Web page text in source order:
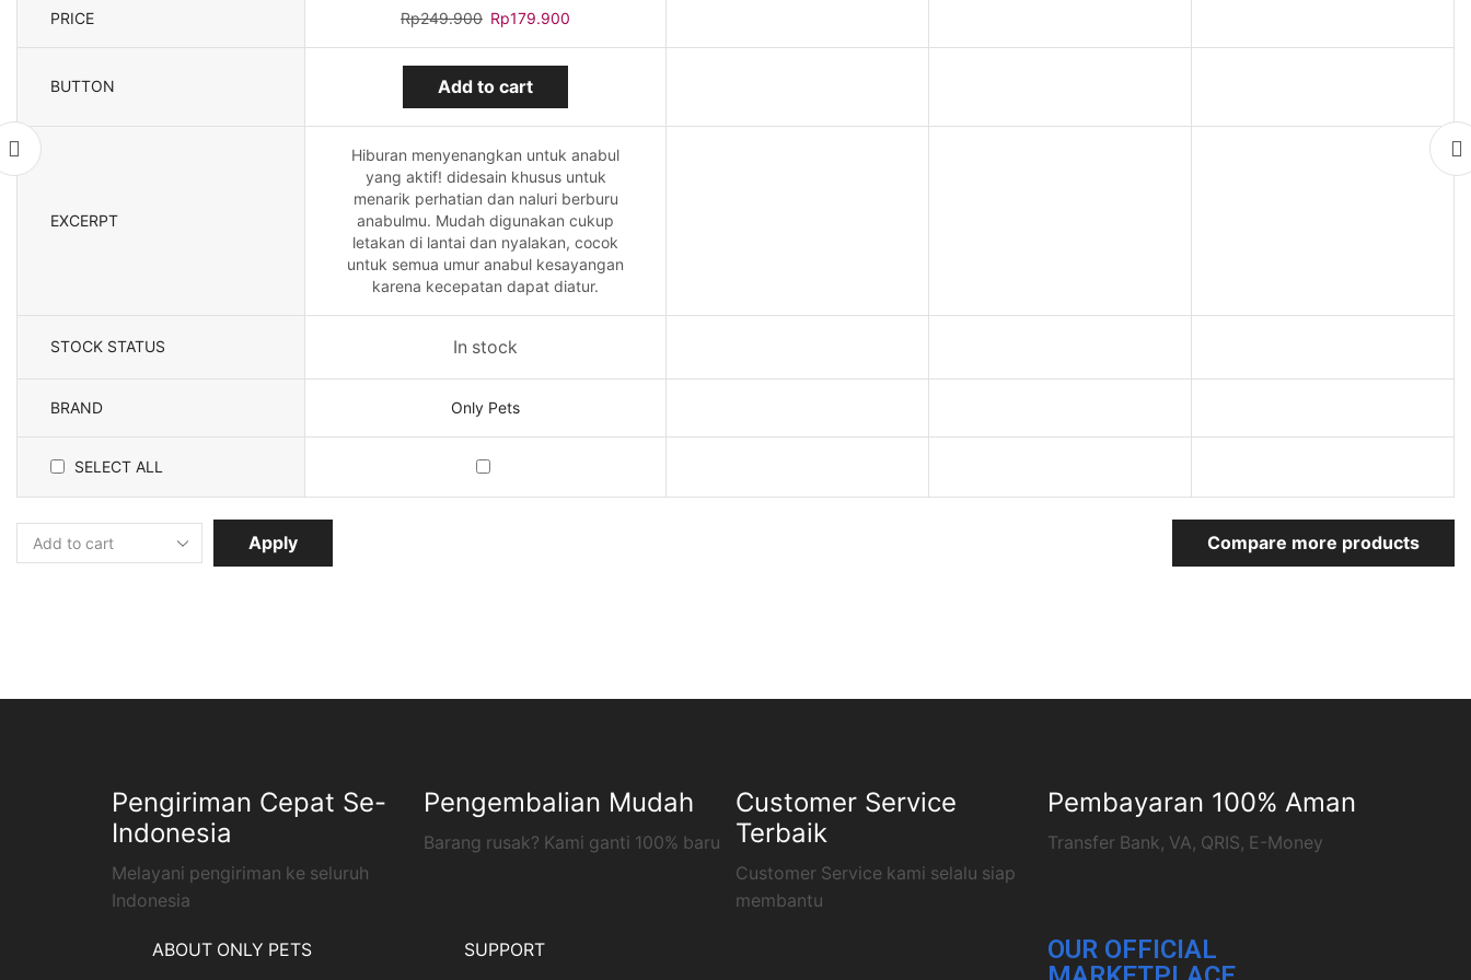
PRICE Rp249.900 Rp179.900
BUTTON Add to cart
EXCERPT
Hiburan menyenangkan untuk anabul
yang aktif! didesain khusus untuk
menarik perhatian dan naluri berburu
anabulmu. Mudah digunakan cukup
letakan di lantai dan nyalakan, cocok
untuk semua umur anabul kesayangan
karena kecepatan dapat diatur.
STOCK STATUS In stock
BRAND Only Pets
SELECT ALL
Apply Compare more products
Pengiriman Cepat Se-
Indonesia
Melayani pengiriman ke seluruh
Indonesia
Pengembalian Mudah
Barang rusak? Kami ganti 100% baru
Customer Service
Terbaik
Customer Service kami selalu siap
membantu
Pembayaran 100% Aman
Transfer Bank, VA, QRIS, E-Money
ABOUT ONLY PETS SUPPORT
OUR OFFICIAL